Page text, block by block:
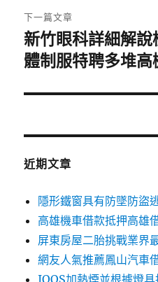
章:
下一篇文章
下
一
文
新竹眼科詳細解
體制服特聘多堆高
近期文章
隱形鐵窗具有防墜防盜
高雄機車借款抵押高雄
屏東房屋二胎挑戰業界
網友人氣推薦鳳山汽車